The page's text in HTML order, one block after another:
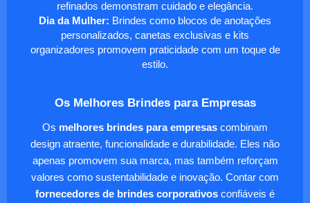
refinados demonstram cuidado e elegância.
Dia da Mulher: Brindes como blocos de anotações
personalizados, canetas exclusivas e kits
organizadores promovem praticidade com um toque de
estilo.
Os Melhores Brindes para Empresas
Os melhores brindes para empresas combinam
design atraente, funcionalidade e durabilidade. Eles não
apenas promovem sua marca, mas também reforçam
valores como sustentabilidade e inovação. Contar com
fornecedores de brindes corporativos confiáveis é